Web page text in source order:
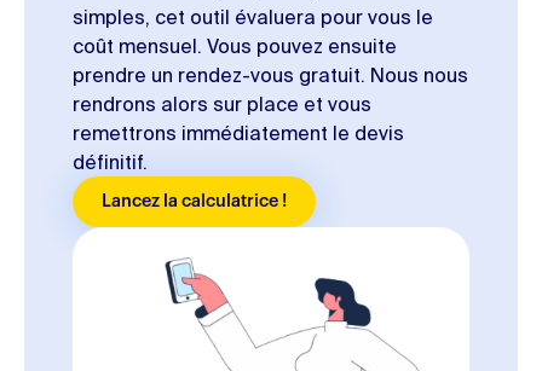
simples, cet outil évaluera pour vous le
coût mensuel. Vous pouvez ensuite
prendre un rendez-vous gratuit. Nous nous
rendrons alors sur place et vous
remettrons immédiatement le devis
définitif.
Lancez la calculatrice !